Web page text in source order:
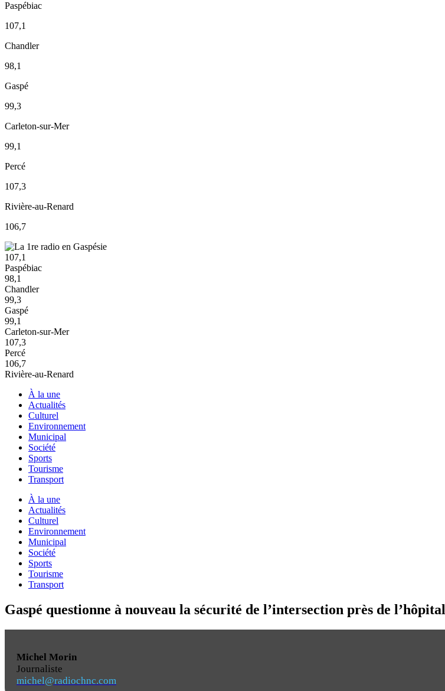
Paspébiac
107,1
Chandler
98,1
Gaspé
99,3
Carleton-sur-Mer
99,1
Percé
107,3
Rivière-au-Renard
106,7
107,1
Paspébiac
98,1
Chandler
99,3
Gaspé
99,1
Carleton-sur-Mer
107,3
Percé
106,7
Rivière-au-Renard
À la une
Actualités
Culturel
Environnement
Municipal
Société
Sports
Tourisme
Transport
À la une
Actualités
Culturel
Environnement
Municipal
Société
Sports
Tourisme
Transport
Gaspé questionne à nouveau la sécurité de l’intersection près de l’hôpital
Michel Morin
Journaliste
michel@radiochnc.com